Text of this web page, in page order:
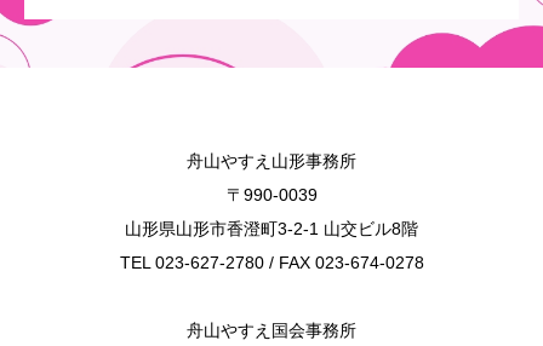
舟山やすえ山形事務所
〒990-0039
山形県山形市香澄町3-2-1 山交ビル8階
TEL 023-627-2780 / FAX 023-674-0278
舟山やすえ国会事務所